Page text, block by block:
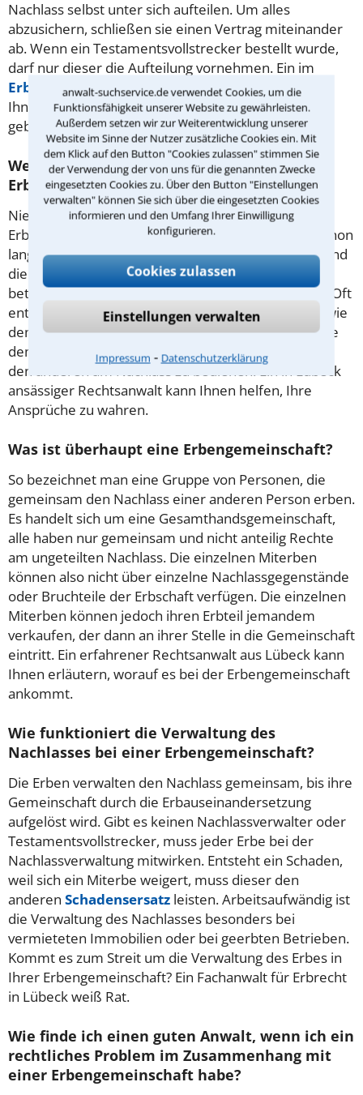
anwalt-suchservice.de verwendet Cookies, um die
Funktionsfähigkeit unserer Website zu gewährleisten.
Außerdem setzen wir zur Weiterentwicklung unserer
Website im Sinne der Nutzer zusätzliche Cookies ein. Mit
dem Klick auf den Button "Cookies zulassen" stimmen Sie
der Verwendung der von uns für die genannten Zwecke
eingesetzten Cookies zu. Über den Button "Einstellungen
verwalten" können Sie sich über die eingesetzten Cookies
informieren und den Umfang Ihrer Einwilligung
konfigurieren.
Cookies zulassen
Einstellungen verwalten
Impressum ⁃ Datenschutzerklärung
Nachlass selbst unter sich aufteilen. Um alles
abzusichern, schließen sie einen Vertrag miteinander
ab. Wenn ein Testamentsvollstrecker bestellt wurde,
darf nur dieser die Aufteilung vornehmen. Ein im
Erbrechtversierter Rechtsanwalt aus Lübeck hilft
Ihnen, falls es bei der Aufteilung dann doch Streit
geben sollte.
Welche Gründe sorgen oft für Streit in der
Erbengemeinschaft?
Niemand ist freiwillig Mitglied einer
Erbengemeinschaft. Oft kommen die Beteiligten schon
lange nicht mehr miteinander zurecht. Manchmal sind
die Miterben zu ungleichen Teilen am Nachlass
beteiligt. Dies wird dann als ungerecht empfunden. Oft
entsteht Streit darüber, was mit einer Immobilie – wie
dem geerbten Elternhaus – passieren soll. Erben, die
dem Erblasser nahestanden, versuchen oft, sich vor
den anderen am Nachlass zu bedienen. Ein in Lübeck
ansässiger Rechtsanwalt kann Ihnen helfen, Ihre
Ansprüche zu wahren.
Was ist überhaupt eine Erbengemeinschaft?
So bezeichnet man eine Gruppe von Personen, die
gemeinsam den Nachlass einer anderen Person erben.
Es handelt sich um eine Gesamthandsgemeinschaft,
alle haben nur gemeinsam und nicht anteilig Rechte
am ungeteilten Nachlass. Die einzelnen Miterben
können also nicht über einzelne Nachlassgegenstände
oder Bruchteile der Erbschaft verfügen. Die einzelnen
Miterben können jedoch ihren Erbteil jemandem
verkaufen, der dann an ihrer Stelle in die Gemeinschaft
eintritt. Ein erfahrener Rechtsanwalt aus Lübeck kann
Ihnen erläutern, worauf es bei der Erbengemeinschaft
ankommt.
Wie funktioniert die Verwaltung des
Nachlasses bei einer Erbengemeinschaft?
Die Erben verwalten den Nachlass gemeinsam, bis ihre
Gemeinschaft durch die Erbauseinandersetzung
aufgelöst wird. Gibt es keinen Nachlassverwalter oder
Testamentsvollstrecker, muss jeder Erbe bei der
Nachlassverwaltung mitwirken. Entsteht ein Schaden,
weil sich ein Miterbe weigert, muss dieser den
anderen Schadensersatz leisten. Arbeitsaufwändig ist
die Verwaltung des Nachlasses besonders bei
vermieteten Immobilien oder bei geerbten Betrieben.
Kommt es zum Streit um die Verwaltung des Erbes in
Ihrer Erbengemeinschaft? Ein Fachanwalt für Erbrecht
in Lübeck weiß Rat.
Wie finde ich einen guten Anwalt, wenn ich ein
rechtliches Problem im Zusammenhang mit
einer Erbengemeinschaft habe?